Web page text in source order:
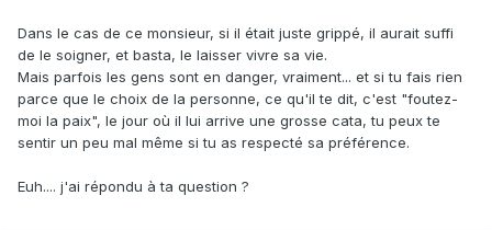
Dans le cas de ce monsieur, si il était juste grippé, il aurait suffi
de le soigner, et basta, le laisser vivre sa vie.
Mais parfois les gens sont en danger, vraiment... et si tu fais rien
parce que le choix de la personne, ce qu'il te dit, c'est "foutez-
moi la paix", le jour où il lui arrive une grosse cata, tu peux te
sentir un peu mal même si tu as respecté sa préférence.
Euh.... j'ai répondu à ta question ?